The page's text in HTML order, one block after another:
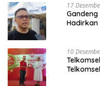
17
Gandeng
Hadirkan
10